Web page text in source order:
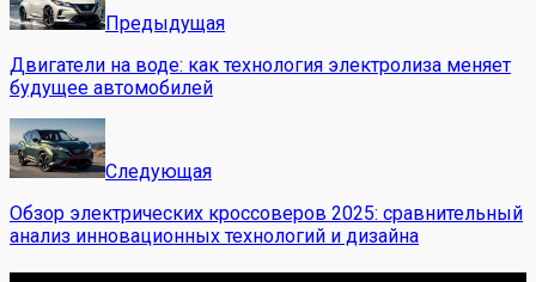
Предыдущая
Двигатели на воде: как технология электролиза меняет
будущее автомобилей
Следующая
Обзор электрических кроссоверов 2025: сравнительный
анализ инновационных технологий и дизайна